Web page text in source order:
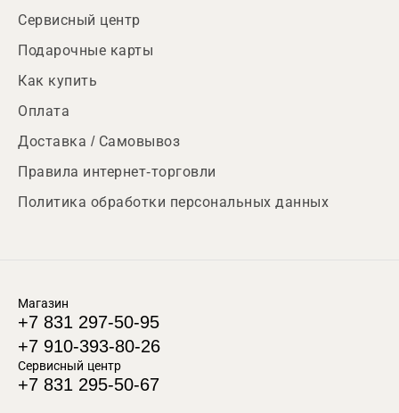
Сервисный центр
Подарочные карты
Как купить
Оплата
Доставка / Самовывоз
Правила интернет-торговли
Политика обработки персональных данных
Магазин
+7 831 297-50-95
+7 910-393-80-26
Сервисный центр
+7 831 295-50-67